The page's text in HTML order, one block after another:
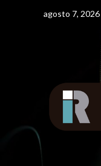
agosto 7, 2026